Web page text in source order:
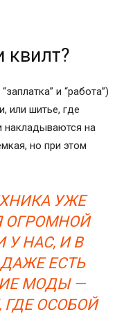
квилт?
и “работа”)
или шитье, где
накладываются на
но при этом
УЖЕ
ОГРОМНОЙ
НАС, И В
ЕСТЬ
МОДЫ —
ОСОБОЙ